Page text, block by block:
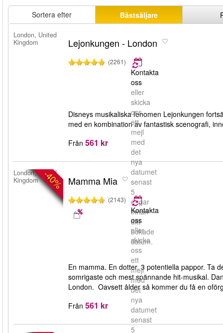
Sortera efter Bästsäljare
London, United
Kingdom
Lejonkungen - London
(2261)
Kontakta
oss
eller
skicka
oss
ett
mejl
med
det
nya
datumet
senast
5
dagar
innan
ditt
bokade
datum.
Disneys musikaliska fenomen Lejonkungen
med en kombination av fantastisk scenografi,
Från 561 kr
-40%
London, United
Kingdom
Mamma Mia
(2143)
Kontakta
oss
eller
skicka
oss
ett
mejl
med
det
nya
datumet
senast
5
En mamma. En dotter. 3 potentiella pappor. Ta
somrigaste och mest spännande hit-musikal.
London. Oavsett ålder så kommer du få en
Från 561 kr